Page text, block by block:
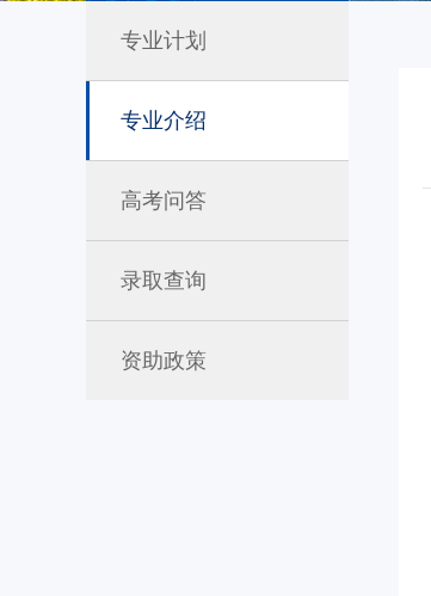
专业计划
专业介绍
高考问答
录取查询
资助政策